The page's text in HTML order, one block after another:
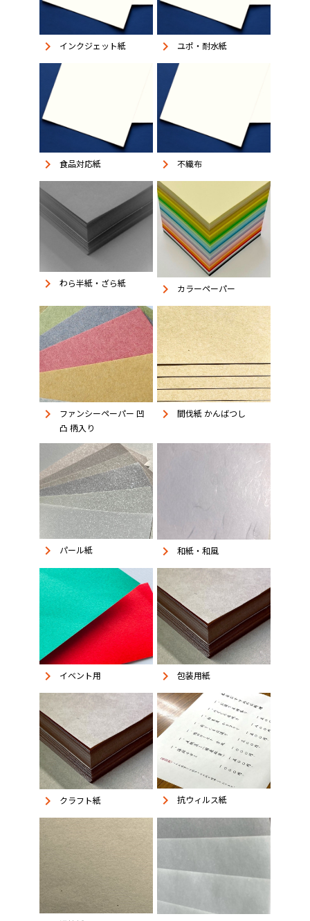
keyboard_arrow_right インクジェット紙 keyboard_arrow_right ユポ・耐水紙
keyboard_arrow_right 食品対応紙 keyboard_arrow_right 不織布
keyboard_arrow_right わら半紙・ざら紙 keyboard_arrow_right カラーペーパー
keyboard_arrow_right
ファンシーペーパー 凹
凸 柄入り
keyboard_arrow_right 間伐紙 かんばつし
keyboard_arrow_right パール紙 keyboard_arrow_right 和紙・和風
keyboard_arrow_right イベント用 keyboard_arrow_right 包装用紙
keyboard_arrow_right クラフト紙 keyboard_arrow_right 抗ウィルス紙